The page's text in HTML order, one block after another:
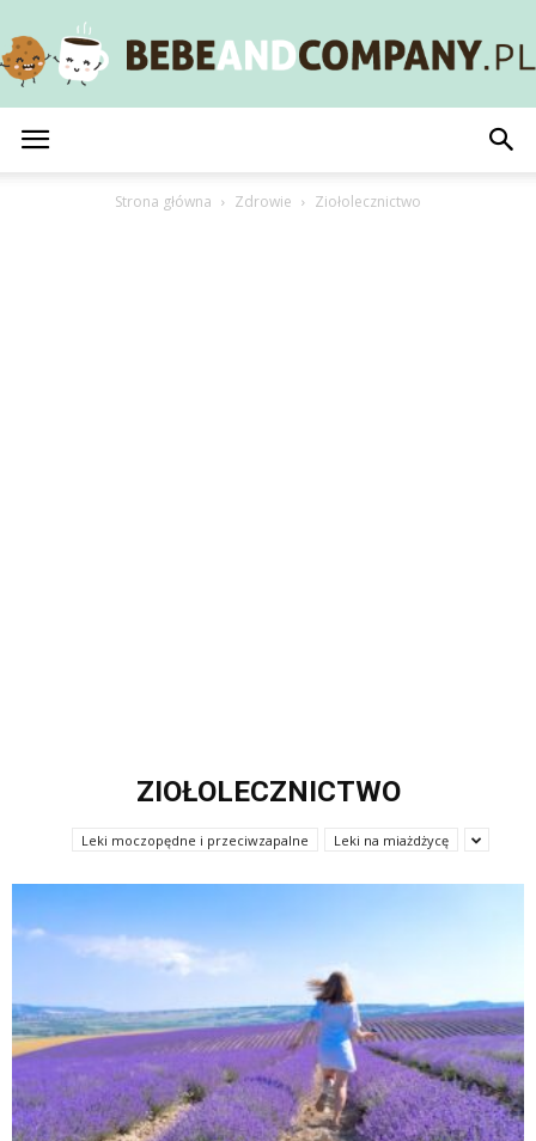
Strona główna Zdrowie Ziołolecznictwo
ZIOŁOLECZNICTWO
Leki moczopędne i przeciwzapalne Leki na miażdżycę